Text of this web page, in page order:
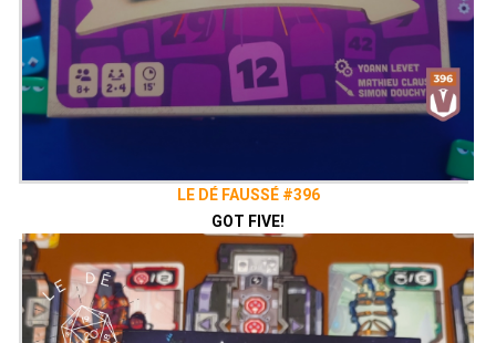
LE DÉ FAUSSÉ #396
GOT FIVE!